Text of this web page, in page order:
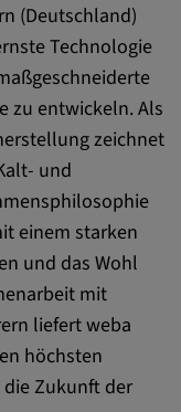
(Deutschland)
Technologie
zu entwickeln. Als
zeichnet
und
einem starken
und das Wohl
mit
liefert weba
höchsten
Zukunft der